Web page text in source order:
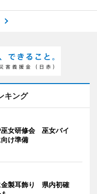
キング
巫女研修会 巫女バイ
け準備
金製耳飾り 県内初確